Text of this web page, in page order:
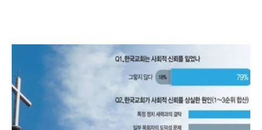
리 제시한 뒤 순서대로 고르라는 질문과는 달리 자기 생각을 써야 하
는 주관식 질문에서는 평소 생각하던 문제점이 더 고스란히 드러난
다. 정치 세력과의 결탁을 당장 사라져야 할 시급한 문제로 본 것이
다. 응답자들은 ‘신앙 공동체가 아니라 진영 논리의 공간처럼 느껴진
다’ ‘복음보다 정치가 앞서는 인상을 받았다’ ‘사회가 교회를 정치집
단처럼 본다’ ‘목회자의 정치 발언이 공동체를 갈라놓는다’ ‘교회가